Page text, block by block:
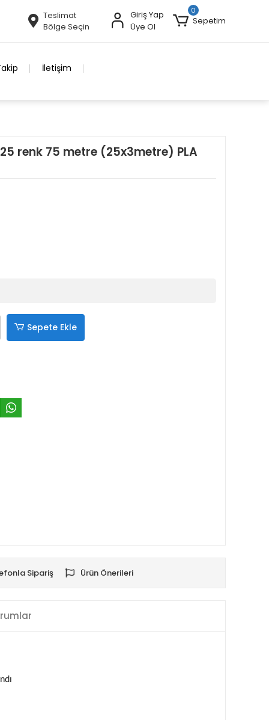
Teslimat
Bölge Seçin
Giriş Yap
Üye Ol
0
Sepetim
İletişim
renk 75 metre (25x3metre) PLA
Sepete Ekle
Sipariş Ürün Önerileri